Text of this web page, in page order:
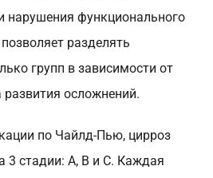
нарушения функционального
разделять
групп в зависимости от
развития осложнений.
по Чайлд-Пью, цирроз
3 стадии: A, B и C. Каждая